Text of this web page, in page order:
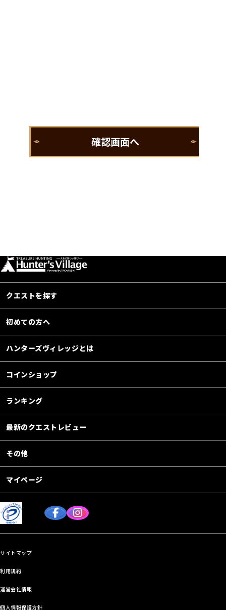
クエストを探す
初めての方へ
ハンターズヴィレッジとは
コインショップ
ランキング
最新のクエストレビュー
その他
マイページ
サイトマップ
利用規約
運営会社情報
個人情報保護方針